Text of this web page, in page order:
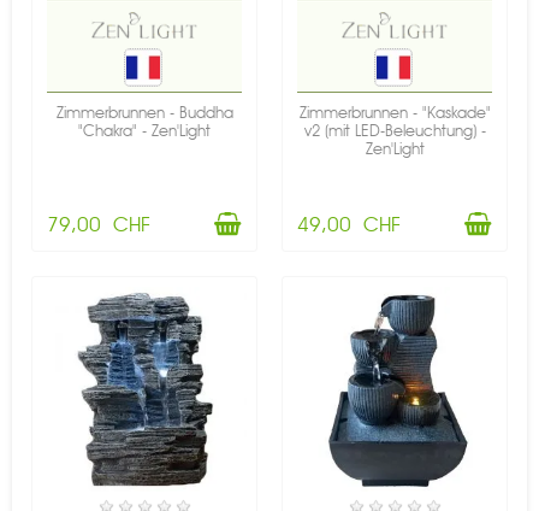
Zimmerbrunnen - Buddha
"Chakra" - Zen'Light
79,00 CHF
Zimmerbrunnen - "Kaskade"
v2 (mit LED-Beleuchtung) -
Zen'Light
49,00 CHF